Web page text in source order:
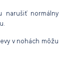
normálny
v nohách môžu